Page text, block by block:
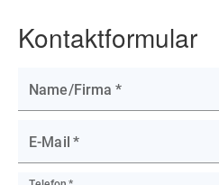
Kontaktformular
Name/Firma *
E-Mail *